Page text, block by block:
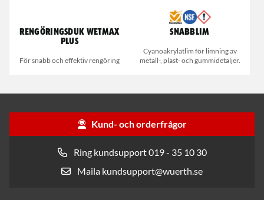
Rengöringsduk Wetmax
Plus
För snabb och effektiv rengöring
Snabblim
Cyanoakrylatlim för limning av
metall-, plast- och gummidetaljer.
Kund- och orderfrågor
Ring kundsupport 019 - 35 10 30
Maila kundsupport@wuerth.se